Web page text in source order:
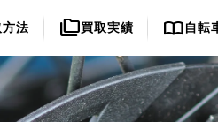
方法 folder_copy買取実績 import_contacts自転